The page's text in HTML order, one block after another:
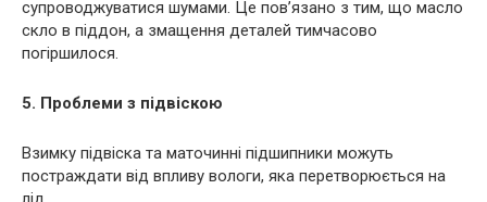
супроводжуватися шумами. Це пов’язано з тим, що масло
скло в піддон, а змащення деталей тимчасово
погіршилося.
5. Проблеми з підвіскою
Взимку підвіска та маточинні підшипники можуть
постраждати від впливу вологи, яка перетворюється на